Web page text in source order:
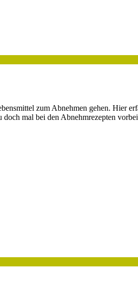
zum Abnehmen gehen. Hier
mal bei den Abnehmrezepten